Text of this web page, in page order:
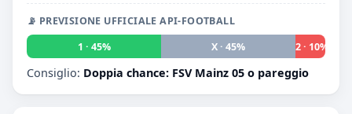
📡 PREVISIONE UFFICIALE API-FOOTBALL
1 · 45%
X · 45% 2 · 10%
Consiglio: Doppia chance: FSV Mainz 05 o pareggio